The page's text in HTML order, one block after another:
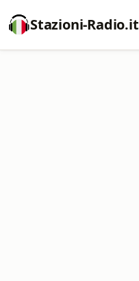
Stazioni-Radio.it